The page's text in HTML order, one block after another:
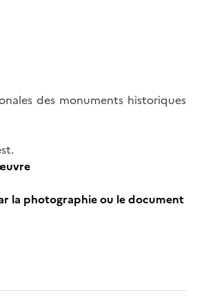
des monuments historiques
la photographie ou le document